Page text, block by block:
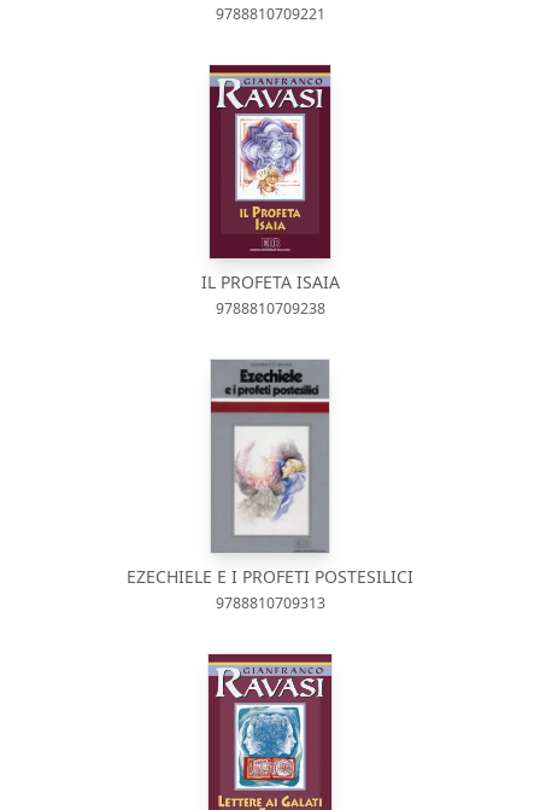
9788810709221
IL PROFETA ISAIA
9788810709238
EZECHIELE E I PROFETI POSTESILICI
9788810709313